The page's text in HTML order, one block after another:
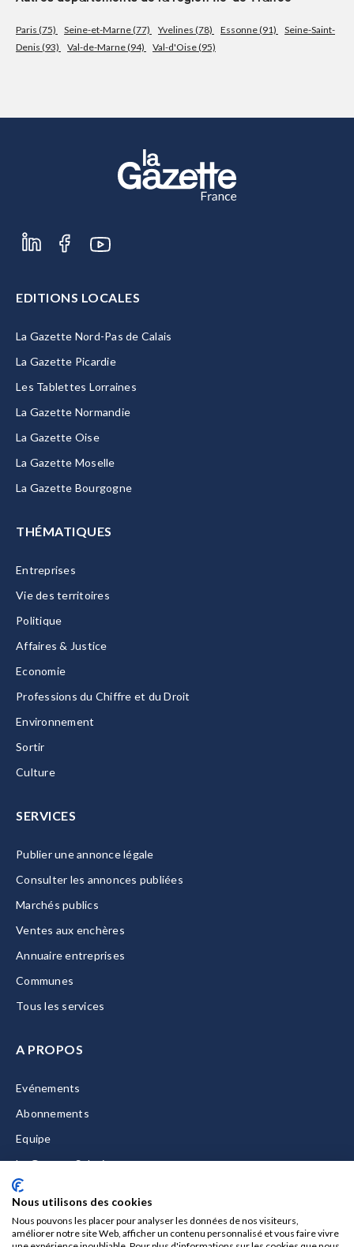
Paris (75) Seine-et-Marne (77) Yvelines (78) Essonne (91)
Seine-Saint-
Denis (93)
Val-de-Marne (94) Val-d'Oise (95)
EDITIONS LOCALES
La Gazette Nord-Pas de Calais
La Gazette Picardie
Les Tablettes Lorraines
La Gazette Normandie
La Gazette Oise
La Gazette Moselle
La Gazette Bourgogne
THÉMATIQUES
Entreprises
Vie des territoires
Politique
Affaires & Justice
Economie
Professions du Chiffre et du Droit
Environnement
Sortir
Culture
SERVICES
Publier une annonce légale
Consulter les annonces publiées
Marchés publics
Ventes aux enchères
Annuaire entreprises
Communes
Tous les services
A PROPOS
Evénements
Abonnements
Equipe
La Gazette Solutions
Nous contacter
Nous utilisons des cookies
Nous pouvons les placer pour analyser les données de nos visiteurs,
améliorer notre site Web, afficher un contenu personnalisé et vous faire vivre